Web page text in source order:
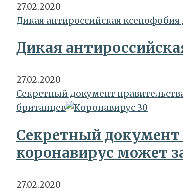
27.02.2020
Дикая антироссийская
Дикая
27.02.2020
Секретный документ
британцев
Секретный документ
коронавирус может
27.02.2020